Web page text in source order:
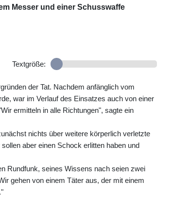
Messer und einer Schusswaffe
Textgröße:
der Tat. Nachdem anfänglich vom
war im Verlauf des Einsatzes auch von einer
ermitteln in alle Richtungen", sagte ein
nichts über weitere körperlich verletzte
aber einen Schock erlitten haben und
Rundfunk, seines Wissens nach seien zwei
gehen von einem Täter aus, der mit einem